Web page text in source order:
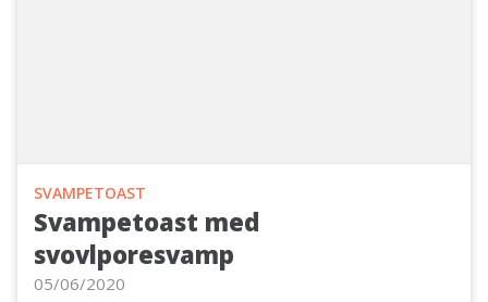
SVAMPETOAST
Svampetoast med
svovlporesvamp
05/06/2020